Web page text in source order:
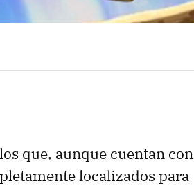
que, aunque cuentan con
localizados para